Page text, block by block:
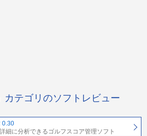
カテゴリのソフトレビュー
0.30
細に分析できるゴルフスコア管理ソフト